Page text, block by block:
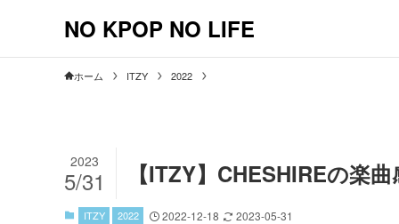
NO KPOP NO LIFE
ホーム ITZY 2022
【ITZY】CHESHIREの楽
2023
5/31
ITZY 2022 2022-12-18 2023-05-31